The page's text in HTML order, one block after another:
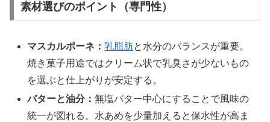
素材選びのポイント（専門性）
マスカルポーネ：乳脂肪と水分のバランスが重要。
焼き菓子用途ではクリーム状で乳臭さが少ないもの
を選ぶと仕上がりが安定する。
バターと油分：無塩バター中心にすることで風味の
統一が図れる。水あめを少量加えると保水性が高ま